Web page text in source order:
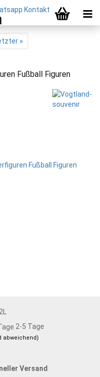
»
Fußball Figuren
2-5 Tage
abweichend)
Versand